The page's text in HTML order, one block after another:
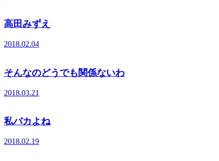
高田みずえ
2018.02.04
そんなのどうでも関係ないわ
2018.03.21
私バカよね
2018.02.19